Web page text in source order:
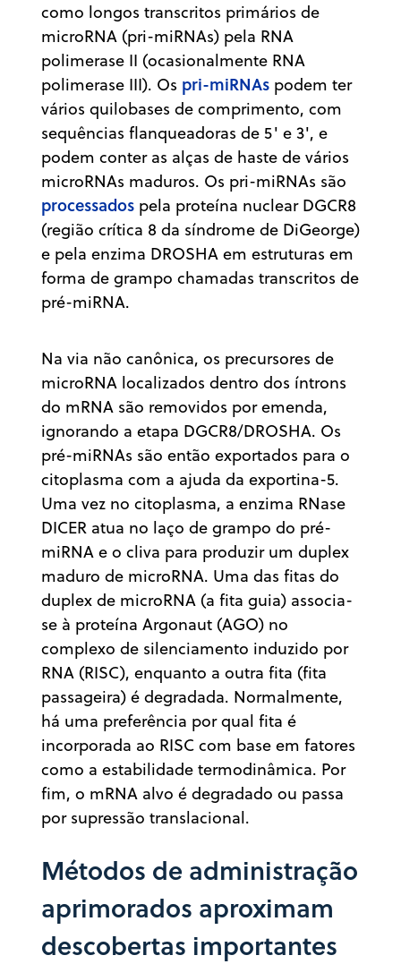
como longos transcritos primários de
microRNA (pri-miRNAs) pela RNA
polimerase II (ocasionalmente RNA
polimerase III). Os pri-miRNAs podem ter
vários quilobases de comprimento, com
sequências flanqueadoras de 5' e 3', e
podem conter as alças de haste de vários
microRNAs maduros. Os pri-miRNAs são
processados pela proteína nuclear DGCR8
(região crítica 8 da síndrome de DiGeorge)
e pela enzima DROSHA em estruturas em
forma de grampo chamadas transcritos de
pré-miRNA.
Na via não canônica, os precursores de
microRNA localizados dentro dos íntrons
do mRNA são removidos por emenda,
ignorando a etapa DGCR8/DROSHA. Os
pré-miRNAs são então exportados para o
citoplasma com a ajuda da exportina-5.
Uma vez no citoplasma, a enzima RNase
DICER atua no laço de grampo do pré-
miRNA e o cliva para produzir um duplex
maduro de microRNA. Uma das fitas do
duplex de microRNA (a fita guia) associa-
se à proteína Argonaut (AGO) no
complexo de silenciamento induzido por
RNA (RISC), enquanto a outra fita (fita
passageira) é degradada. Normalmente,
há uma preferência por qual fita é
incorporada ao RISC com base em fatores
como a estabilidade termodinâmica. Por
fim, o mRNA alvo é degradado ou passa
por supressão translacional.
Métodos de administração
aprimorados aproximam
descobertas importantes